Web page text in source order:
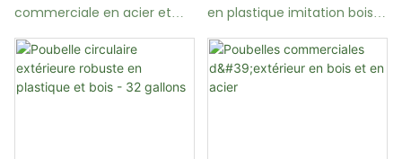
commerciale en acier et
bois BW09 pour jardins
en plastique imitation bois
BW03 pour parcs